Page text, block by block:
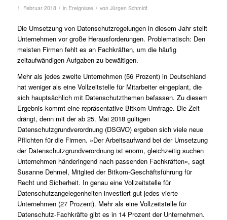
1. Februar 2018 / in Ereignisse / von Jürgen Schmidt
Die Umsetzung von Datenschutzregelungen in diesem Jahr stellt
Unternehmen vor große Herausforderungen. Problematisch: Den
meisten Firmen fehlt es an Fachkräften, um die häufig
zeitaufwändigen Aufgaben zu bewältigen.
Mehr als jedes zweite Unternehmen (56 Prozent) in Deutschland
hat weniger als eine Vollzeitstelle für Mitarbeiter eingeplant, die
sich hauptsächlich mit Datenschutzthemen befassen. Zu diesem
Ergebnis kommt eine repräsentative Bitkom-Umfrage. Die Zeit
drängt, denn mit der ab 25. Mai 2018 gültigen
Datenschutzgrundverordnung (DSGVO) ergeben sich viele neue
Pflichten für die Firmen. »Der Arbeitsaufwand bei der Umsetzung
der Datenschutzgrundverordnung ist enorm, gleichzeitig suchen
Unternehmen händeringend nach passenden Fachkräften«, sagt
Susanne Dehmel, Mitglied der Bitkom-Geschäftsführung für
Recht und Sicherheit. In genau eine Vollzeitstelle für
Datenschutzangelegenheiten investiert gut jedes vierte
Unternehmen (27 Prozent). Mehr als eine Vollzeitstelle für
Datenschutz-Fachkräfte gibt es in 14 Prozent der Unternehmen.